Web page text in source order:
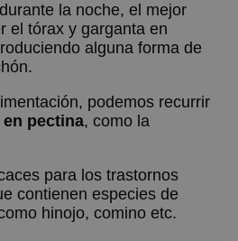
la noche, el mejor
el tórax y garganta en
alguna forma de
podemos recurrir
pectina, como la
para los trastornos
contienen especies de
hinojo, comino etc.